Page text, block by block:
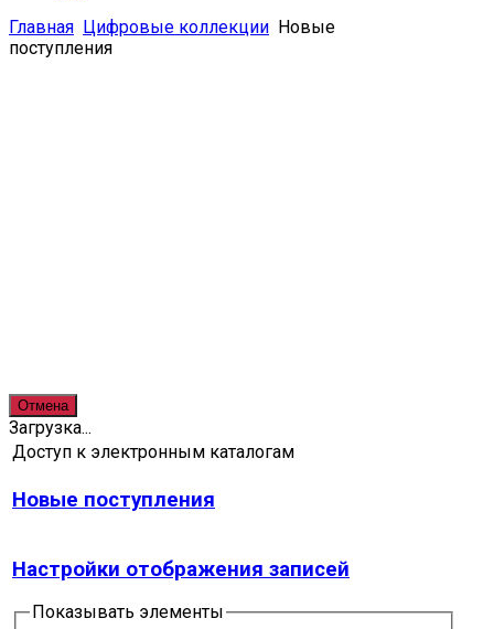
Главная Цифровые коллекции Новые
поступления
Отмена
Загрузка...
Доступ к электронным каталогам
Новые поступления
Настройки отображения записей
Показывать элементы